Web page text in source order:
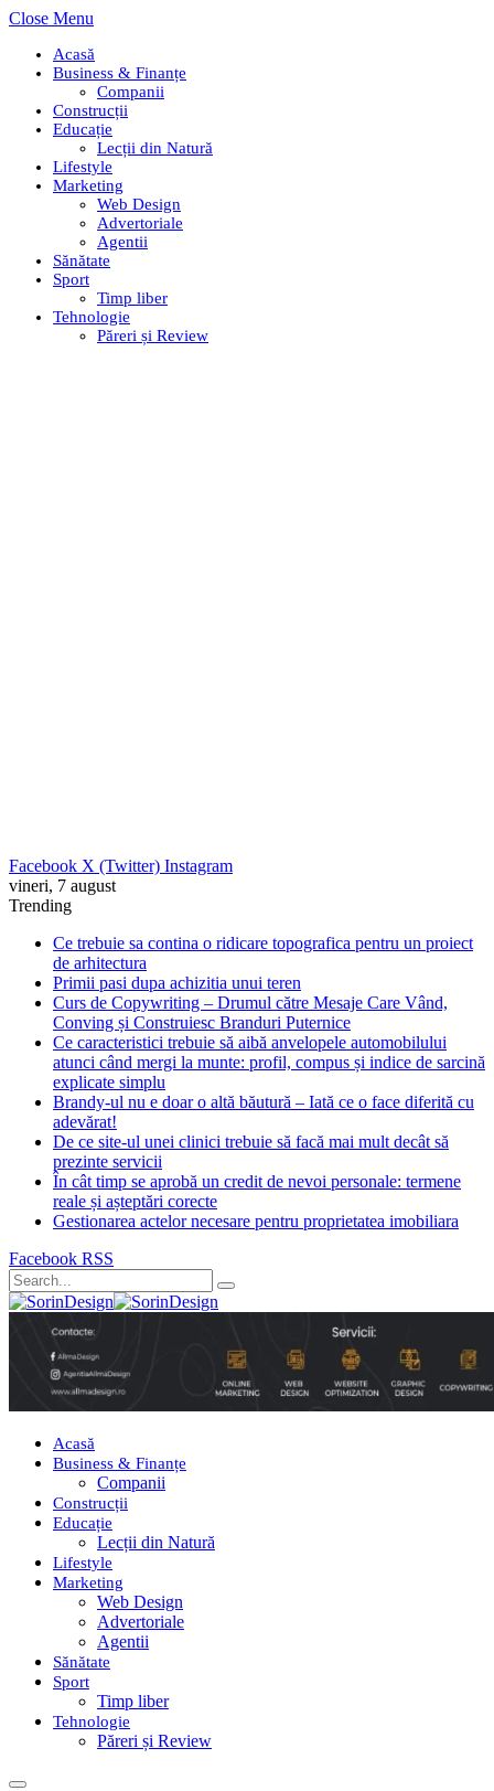
Close Menu
Acasă
Business & Finanțe
Companii
Construcții
Educație
Lecții din Natură
Lifestyle
Marketing
Web Design
Advertoriale
Agentii
Sănătate
Sport
Timp liber
Tehnologie
Păreri și Review
Facebook X (Twitter) Instagram
vineri, 7 august
Trending
Ce trebuie sa contina o ridicare topografica pentru un proiect
de arhitectura
Primii pasi dupa achizitia unui teren
Curs de Copywriting – Drumul către Mesaje Care Vând,
Conving și Construiesc Branduri Puternice
Ce caracteristici trebuie să aibă anvelopele automobilului
atunci când mergi la munte: profil, compus și indice de sarcină
explicate simplu
Brandy-ul nu e doar o altă băutură – Iată ce o face diferită cu
adevărat!
De ce site-ul unei clinici trebuie să facă mai mult decât să
prezinte servicii
În cât timp se aprobă un credit de nevoi personale: termene
reale și așteptări corecte
Gestionarea actelor necesare pentru proprietatea imobiliara
Facebook RSS
Acasă
Business & Finanțe
Companii
Construcții
Educație
Lecții din Natură
Lifestyle
Marketing
Web Design
Advertoriale
Agentii
Sănătate
Sport
Timp liber
Tehnologie
Păreri și Review